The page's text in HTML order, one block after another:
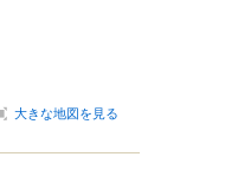
大きな地図を見る